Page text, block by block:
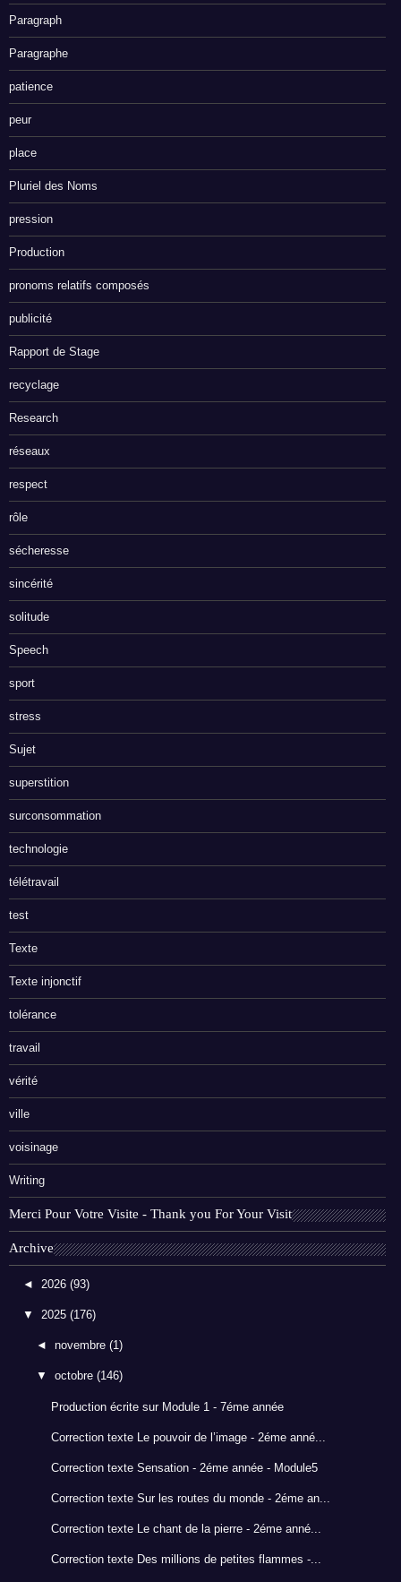
Paragraph
Paragraphe
patience
peur
place
Pluriel des Noms
pression
Production
pronoms relatifs composés
publicité
Rapport de Stage
recyclage
Research
réseaux
respect
rôle
sécheresse
sincérité
solitude
Speech
sport
stress
Sujet
superstition
surconsommation
technologie
télétravail
test
Texte
Texte injonctif
tolérance
travail
vérité
ville
voisinage
Writing
Merci Pour Votre Visite - Thank you For Your Visit
Archive
◄ 2026 (93)
▼ 2025 (176)
◄novembre(1)
▼octobre(146)
Production écrite sur Module 1 - 7éme année
Correction texte Le pouvoir de l’image - 2éme anné...
Correction texte Sensation - 2éme année - Module5
Correction texte Sur les routes du monde - 2éme an...
Correction texte Le chant de la pierre - 2éme anné...
Correction texte Des millions de petites flammes -...